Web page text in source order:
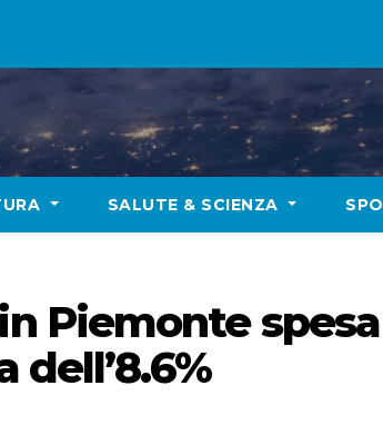
SALUTE & SCIENZA
Piemonte spesa
dell’8.6%